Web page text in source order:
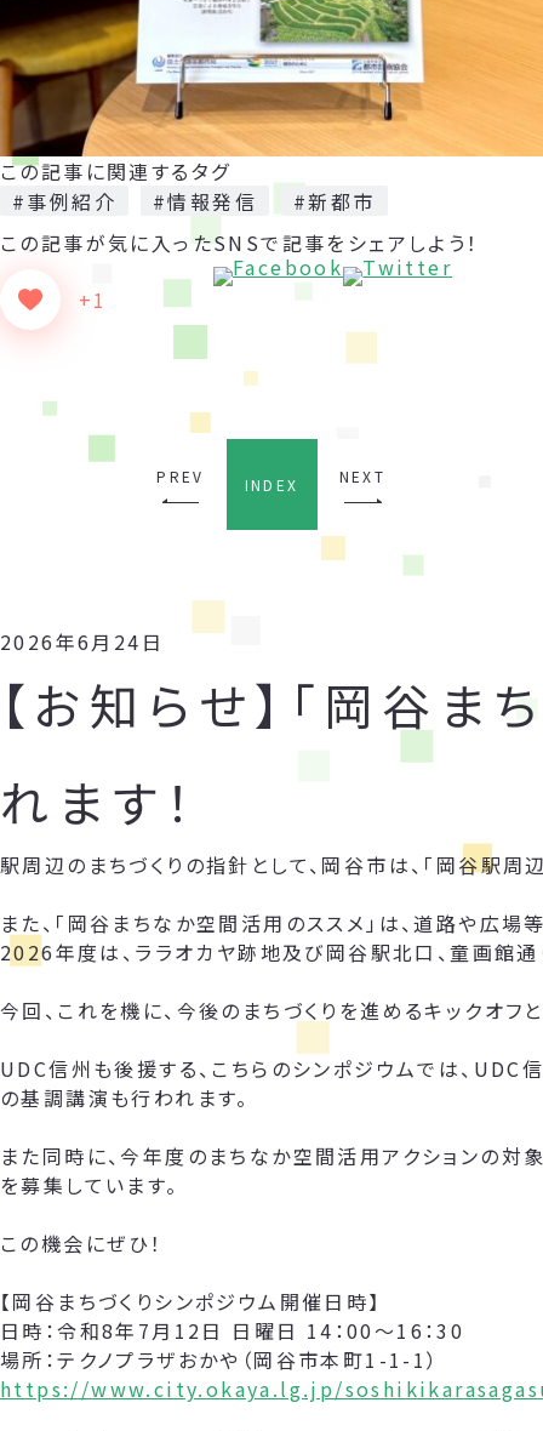
この記事に関連するタグ
#事例紹介
#情報発信
#新都市
この記事が気に入った
+1
SNSで記事をシェアしよう！
PREV INDEX NEXT
2026年6月24日
【お知らせ】「岡谷
れます！
駅周辺のまちづくりの指針として、岡谷市は、「岡谷駅周
また、「岡谷まちなか空間活用のススメ」は、道路や広
2026年度は、ララオカヤ跡地及び岡谷駅北口、童画館通
今回、これを機に、今後のまちづくりを進めるキックオフ
UDC信州も後援する、こちらのシンポジウムでは、
の基調講演も行われます。
また同時に、今年度のまちなか空間活用アクションの対
を募集しています。
この機会にぜひ！
【岡谷まちづくりシンポジウム開催日時】
日時：令和8年7月12日 日曜日 14：00～16：30
場所：テクノプラザおかや（岡谷市本町1-1-1）
https://www.city.okaya.lg.jp/